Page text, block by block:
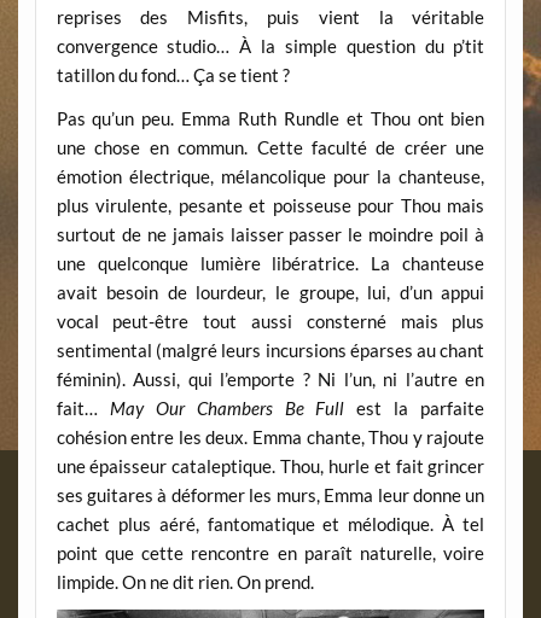
reprises des Misfits, puis vient la véritable
convergence studio… À la simple question du p’tit
tatillon du fond… Ça se tient ?
Pas qu’un peu. Emma Ruth Rundle et Thou ont bien
une chose en commun. Cette faculté de créer une
émotion électrique, mélancolique pour la chanteuse,
plus virulente, pesante et poisseuse pour Thou mais
surtout de ne jamais laisser passer le moindre poil à
une quelconque lumière libératrice. La chanteuse
avait besoin de lourdeur, le groupe, lui, d’un appui
vocal peut-être tout aussi consterné mais plus
sentimental (malgré leurs incursions éparses au chant
féminin). Aussi, qui l’emporte ? Ni l’un, ni l’autre en
fait… May Our Chambers Be Full est la parfaite
cohésion entre les deux. Emma chante, Thou y rajoute
une épaisseur cataleptique. Thou, hurle et fait grincer
ses guitares à déformer les murs, Emma leur donne un
cachet plus aéré, fantomatique et mélodique. À tel
point que cette rencontre en paraît naturelle, voire
limpide. On ne dit rien. On prend.